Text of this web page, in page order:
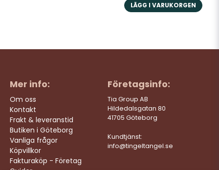
LÄGG I VARUKORGEN
Mer info:
Om oss
Kontakt
Frakt & leveranstid
Butiken i Göteborg
Vanliga frågor
Köpvillkor
Fakturaköp - Företag
Företagsinfo:
Tia Group AB
Hildedalsgatan 80
41705 Göteborg
Kundtjänst:
info@tingeltangel.se